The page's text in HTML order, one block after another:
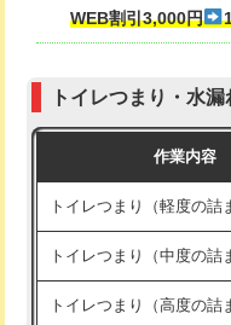
WEB割引3,000円
トイレつまり・水
作業内容
トイレつまり（軽度の詰
トイレつまり（中度の詰
トイレつまり（高度の詰